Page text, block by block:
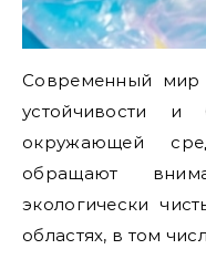
Современный мир
устойчивости
окружающей
обращают
экологически
областях, в том